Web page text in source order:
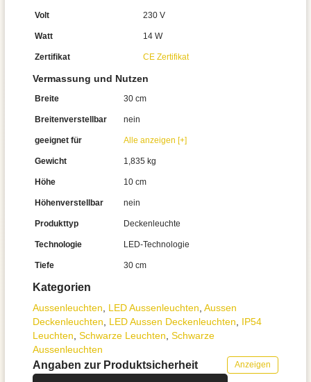
Kategorien
Aussen­leuchten LED Aussenleuchten Aussen
Deckenleuchten
LED Aussen Deckenleuchten
IP54
Leuchten Schwarze Leuchten Schwarze
Aussenleuchten
Angaben zur Produktsicherheit Anzeigen
Volt 230 V
Watt 14 W
Zertifikat CE Zertifikat
Vermassung und Nutzen
Breite 30 cm
Breitenverstellbar nein
geeignet für Alle anzeigen [+]
Gewicht 1,835 kg
Höhe 10 cm
Höhenverstellbar nein
Produkttyp Deckenleuchte
Technologie LED-Technologie
Tiefe 30 cm